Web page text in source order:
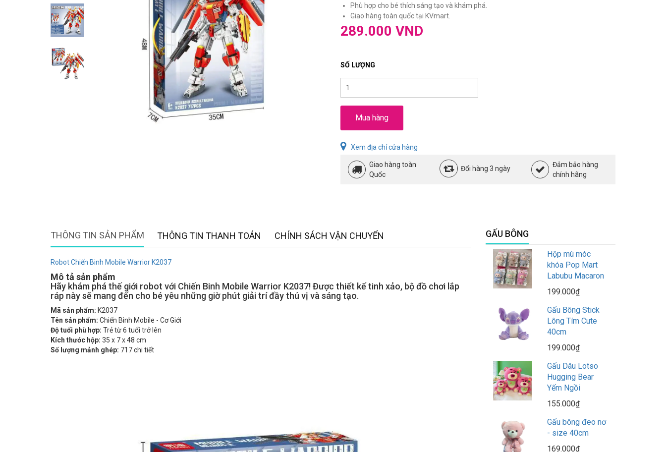
Phù hợp cho bé thích sáng tạo và khám phá.
Giao hàng toàn quốc tại KVmart.
289.000 VND
SỐ LƯỢNG
Mua hàng
Xem địa chỉ cửa hàng
Giao hàng toàn
Quốc
Đổi hàng 3 ngày
Đảm bảo hàng
chính hãng
THÔNG TIN SẢN PHẨM THÔNG TIN THANH TOÁN CHÍNH SÁCH VẬN CHUYỂN
Robot Chiến Binh Mobile Warrior K2037
Mô tả sản phẩm
Hãy khám phá thế giới robot với Chiến Binh Mobile Warrior K2037! Được thiết kế tinh xảo, bộ đồ chơi lắp
ráp này sẽ mang đến cho bé yêu những giờ phút giải trí đầy thú vị và sáng tạo.
Mã sản phẩm: K2037
Tên sản phẩm: Chiến Binh Mobile - Cơ Giới
Độ tuổi phù hợp: Trẻ từ 6 tuổi trở lên
Kích thước hộp: 35 x 7 x 48 cm
Số lượng mảnh ghép: 717 chi tiết
GẤU BÔNG
Hộp mù móc
khóa Pop Mart
Labubu Macaron
199.000₫
Gấu Bông Stick
Lông Tím Cute
40cm
199.000₫
Gấu Dâu Lotso
Hugging Bear
Yếm Ngồi
155.000₫
Gấu bông đeo nơ
- size 40cm
169.000₫